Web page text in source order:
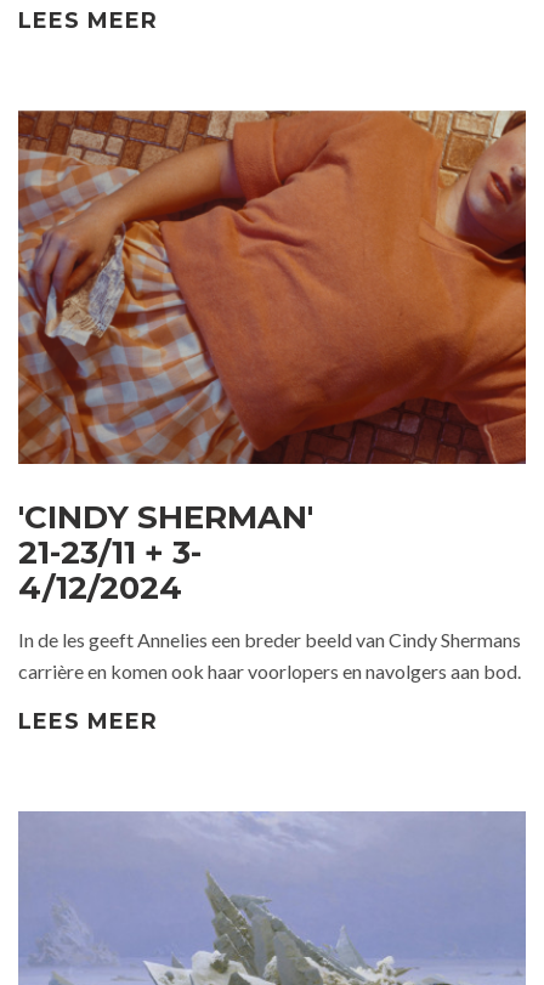
LEES MEER
'CINDY SHERMAN'
21-23/11 + 3-
4/12/2024
In de les geeft Annelies een breder beeld van Cindy Shermans
carrière en komen ook haar voorlopers en navolgers aan bod.
LEES MEER